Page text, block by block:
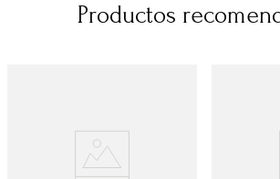
Productos